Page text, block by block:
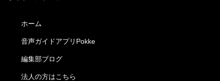
ホーム
音声ガイドアプリPokke
編集部ブログ
法人の方はこちら